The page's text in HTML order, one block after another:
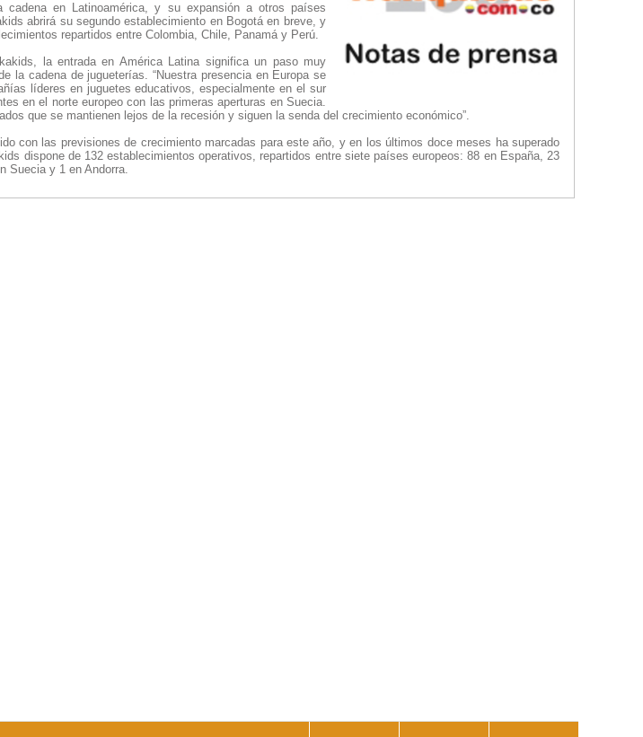
en Latinoamérica, y su expansión a otros países
abrirá su segundo establecimiento en Bogotá en breve, y
repartidos entre Colombia, Chile, Panamá y Perú.
la entrada en América Latina significa un paso muy
la cadena de jugueterías. “Nuestra presencia en Europa se
líderes en juguetes educativos, especialmente en el sur
en el norte europeo con las primeras aperturas en Suecia.
que se mantienen lejos de la recesión y siguen la senda del crecimiento económico”.
con las previsiones de crecimiento marcadas para este año, y en los últimos doce meses ha superado
dispone de 132 establecimientos operativos, repartidos entre siete países europeos: 88 en España, 23
Suecia y 1 en Andorra.